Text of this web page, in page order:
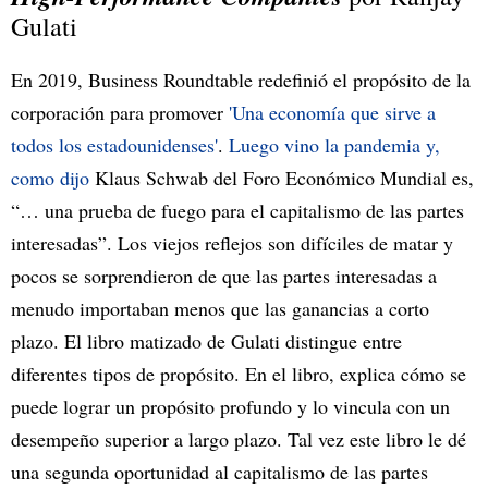
Gulati
En 2019, Business Roundtable redefinió el propósito de la
corporación para promover 'Una economía que sirve a
todos los estadounidenses'. Luego vino la pandemia y,
como dijo Klaus Schwab del Foro Económico Mundial es,
“… una prueba de fuego para el capitalismo de las partes
interesadas”. Los viejos reflejos son difíciles de matar y
pocos se sorprendieron de que las partes interesadas a
menudo importaban menos que las ganancias a corto
plazo. El libro matizado de Gulati distingue entre
diferentes tipos de propósito. En el libro, explica cómo se
puede lograr un propósito profundo y lo vincula con un
desempeño superior a largo plazo. Tal vez este libro le dé
una segunda oportunidad al capitalismo de las partes